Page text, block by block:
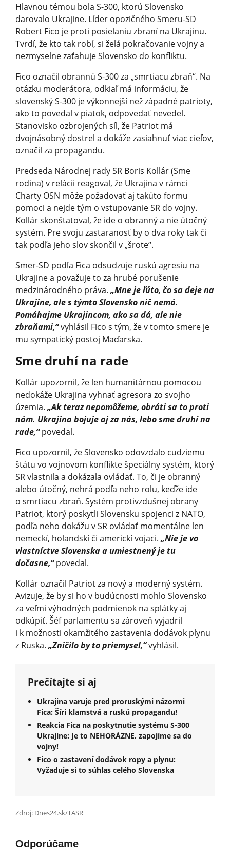
Hlavnou témou bola S-300, ktorú Slovensko
darovalo Ukrajine. Líder opozičného Smeru-SD
Robert Fico je proti posielaniu zbraní na Ukrajinu.
Tvrdí, že kto tak robí, si želá pokračovanie vojny a
nezmyselne zaťahuje Slovensko do konfliktu.
Fico označil obrannú S-300 za „smrtiacu zbraň“. Na
otázku moderátora, odkiaľ má informáciu, že
slovenský S-300 je výkonnejší než západné patrioty,
ako to povedal v piatok, odpovedať nevedel.
Stanovisko ozbrojených síl, že Patriot má
dvojnásobný dostrel a dokáže zasiahnuť viac cieľov,
označil za propagandu.
Predseda Národnej rady SR Boris Kollár (Sme
rodina) v relácii reagoval, že Ukrajina v rámci
Charty OSN môže požadovať aj takúto formu
pomoci a nejde tým o vstupovanie SR do vojny.
Kollár skonštatoval, že ide o obranný a nie útočný
systém. Pre svoju zastaranosť by o dva roky tak či
tak podľa jeho slov skončil v „šrote“.
Smer-SD podľa Fica odsudzuje ruskú agresiu na
Ukrajine a považuje to za hrubé porušenie
medzinárodného práva. „Mne je ľúto, čo sa deje na
Ukrajine, ale s týmto Slovensko nič nemá.
Pomáhajme Ukrajincom, ako sa dá, ale nie
zbraňami,“vyhlásil Fico s tým, že v tomto smere je
mu sympatický postoj Maďarska.
Sme druhí na rade
Kollár upozornil, že len humanitárnou pomocou
nedokáže Ukrajina vyhnať agresora zo svojho
územia. „Ak teraz nepomôžeme, obráti sa to proti
nám. Ukrajina bojuje aj za nás, lebo sme druhí na
rade,“povedal.
Fico upozornil, že Slovensko odovzdalo cudziemu
štátu vo vojnovom konflikte špeciálny systém, ktorý
SR vlastnila a dokázala ovládať. To, či je obranný
alebo útočný, nehrá podľa neho rolu, keďže ide
o smrtiacu zbraň. Systém protivzdušnej obrany
Patriot, ktorý poskytli Slovensku spojenci z NATO,
podľa neho dokážu v SR ovládať momentálne len
nemeckí, holandskí či americkí vojaci. „Nie je vo
vlastníctve Slovenska a umiestnený je tu
dočasne,“povedal.
Kollár označil Patriot za nový a moderný systém.
Avizuje, že by si ho v budúcnosti mohlo Slovensko
za veľmi výhodných podmienok na splátky aj
odkúpiť. Šéf parlamentu sa zároveň vyjadril
i k možnosti okamžitého zastavenia dodávok plynu
z Ruska. „Zničilo by to priemysel,“vyhlásil.
Prečítajte si aj
Ukrajina varuje pred proruskými názormi
Fica: Šíri klamstvá a ruskú propagandu!
Reakcia Fica na poskytnutie systému S-300
Ukrajine: Je to NEHORÁZNE, zapojíme sa do
vojny!
Fico o zastavení dodávok ropy a plynu:
Vyžaduje si to súhlas celého Slovenska
Zdroj: Dnes24.sk/TASR
Odporúčame